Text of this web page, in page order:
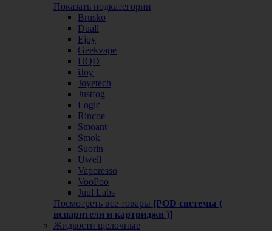
Показать подкатегории
Brusko
Duall
Ejoy
Geekvape
HQD
iJoy
Joyetech
Justfog
Logic
Rincoe
Smoant
Smok
Suorin
Uwell
Vaporesso
VooPoo
Juul Labs
Посмотреть все товары [POD системы (
испарители и картриджи )]
Жидкости щелочные